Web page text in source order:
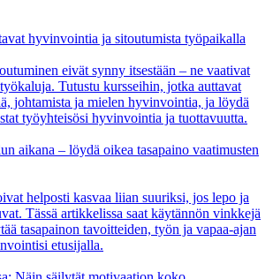
hyvinvointia ja sitoutumista työpaikalla
eivät synny itsestään – ne vaativat
Tutustu kursseihin, jotka auttavat
johtamista ja mielen hyvinvointia, ja löydä
työyhteisösi hyvinvointia ja tuottavuutta.
aikana – löydä oikea tasapaino vaatimusten
helposti kasvaa liian suuriksi, jos lepo ja
Tässä artikkelissa saat käytännön vinkkejä
tasapainon tavoitteiden, työn ja vapaa-ajan
etusijalla.